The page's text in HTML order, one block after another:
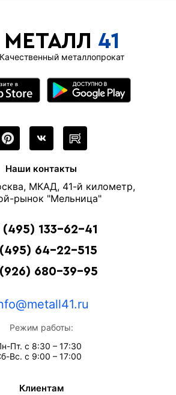
МЕТАЛЛ 41
Качественный металлопрокат
Наши контакты
МКАД, 41-й километр,
рынок "Мельница"
(495) 133-62-41
64-22-515
680-39-95
Режим работы:
Пт. с 8:30 – 17:30
Вс. с 9:00 – 17:00
Клиентам